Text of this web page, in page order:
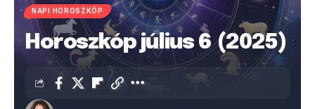
NAPI HOROSZKÓP
Horoszkóp július 6 (2025)